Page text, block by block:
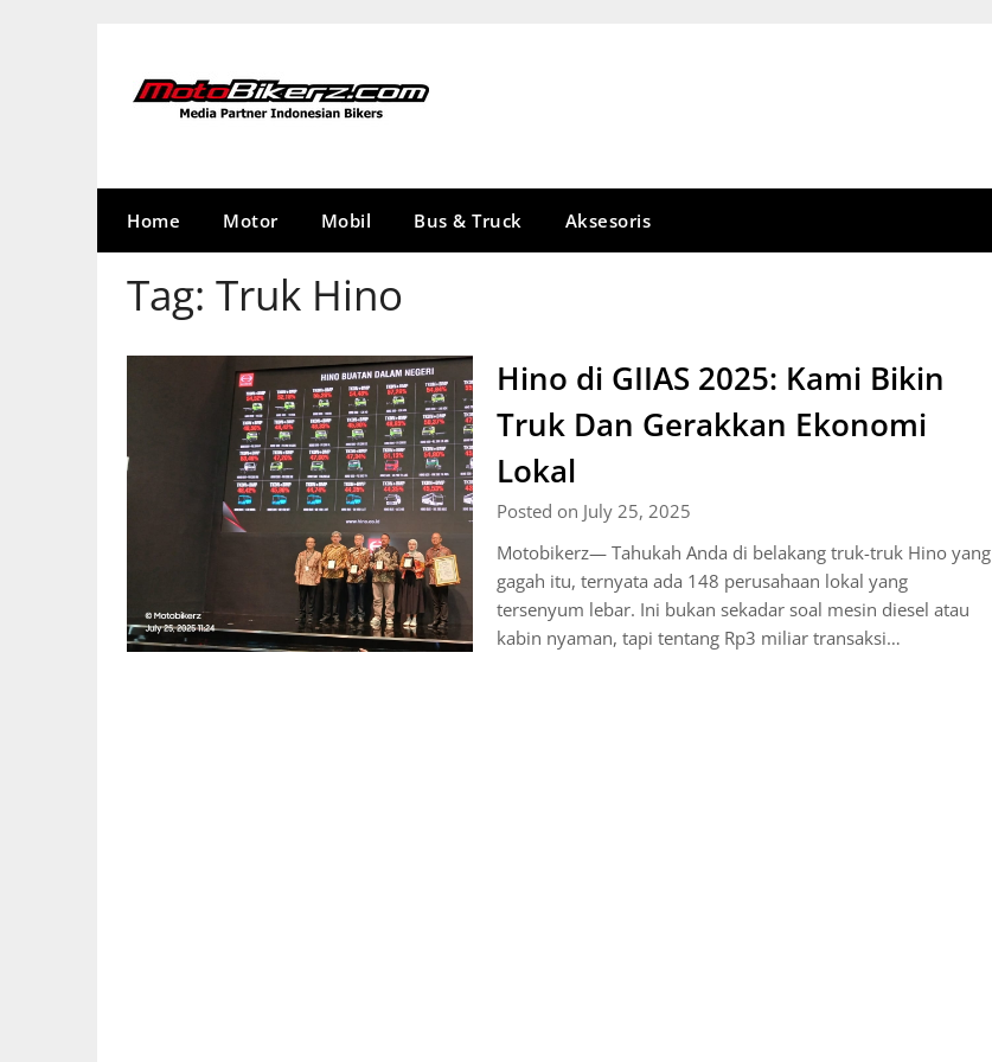
Home Motor Mobil Bus & Truck Aksesoris
Tag: Truk Hino
Hino di GIIAS 2025: Kami Bikin
Truk Dan Gerakkan Ekonomi
Lokal
Posted on July 25, 2025
Motobikerz— Tahukah Anda di belakang truk-truk Hino yang
gagah itu, ternyata ada 148 perusahaan lokal yang
tersenyum lebar. Ini bukan sekadar soal mesin diesel atau
kabin nyaman, tapi tentang Rp3 miliar transaksi…